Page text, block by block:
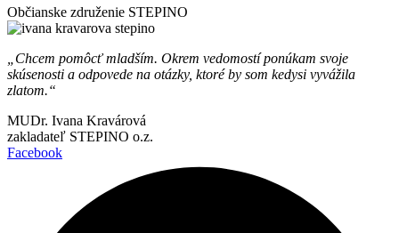
Občianske združenie STEPINO
„Chcem pomôcť mladším. Okrem vedomostí ponúkam svoje
skúsenosti a odpovede na otázky, ktoré by som kedysi vyvážila
zlatom.“
MUDr. Ivana Kravárová
zakladateľ STEPINO o.z.
Facebook